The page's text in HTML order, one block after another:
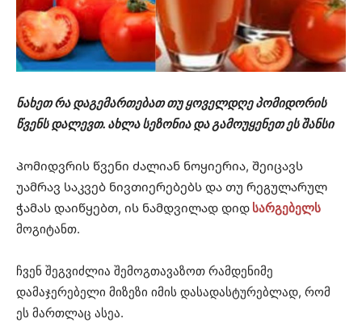
ნახეთ რა დაგემართებათ თუ ყოველდღე პომიდორის
წვენს დალევთ. ახლა სეზონია და გამოუყენეთ ეს შანსი
Პომიდვრის წვენი ძალიან ნოყიერია, შეიცავს
უამრავ საკვებ ნივთიერებებს და თუ რეგულარულ
ჭამას დაიწყებთ, ის ნამდვილად დიდ სარგებელს
მოგიტანთ.
ჩვენ შეგვიძლია შემოგთავაზოთ რამდენიმე
დამაჯერებელი მიზეზი იმის დასადასტურებლად, რომ
ეს მართლაც ასეა.